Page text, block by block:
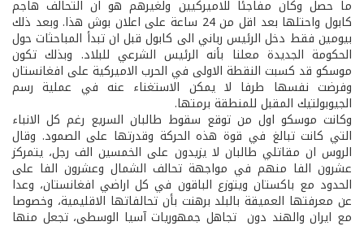
ما حصل وكان مفاجئا للاميركيين ولغيرهم هو ان التحالف هاجم
كابول واحتلها بعد اقل من 24 ساعة على اعلان بوش هذا. وبعد ذلك
بيومين فقط دخل الرئيس رباني الى كابول قبل ان تبدأ المباحثات حول
الحكومة الجديدة معلنا بأنه الرئيس الشرعي للبلاد. وبذلك تكون
موسكو قد كسبت النقطة الاولى في الحرب الاميركية على افغانستان
وفرضت نفسها طرفا لا يمكن الاستغناء عنه في عملية رسم
الجيوبولتيك المقبل للمنطقة برمتها.
وكانت موسكو اول من توقع سقوط طالبان السريع رغم كل الانباء
التي كانت تبالغ في قوة هذه الحركة وقدرتها على الصمود. وقال
الروس ان مقاتلي طالبان لا يزيدون على الخمسين الف رجل، يتمركز
عشرون الفا منهم في مواجهة تحالف الشمال وعشرون الفا على
الحدود مع باكستان ويتوزع الباقون في كل اراضي افغانستان، وعدا
عن معرفتها العميقة بالبلد برهنت بأن تحالفاتها الاقليمية، وخصوصا
مع ايران والهند دون تجاهل جمهوريات آسيا الوسطى، تجعل منها